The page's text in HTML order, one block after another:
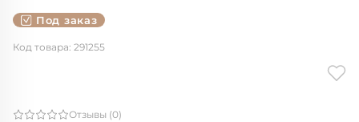
Под заказ
Отзывы (0)
Код товара: 291255